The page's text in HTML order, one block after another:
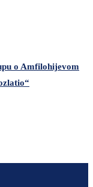
o Amfilohijevom